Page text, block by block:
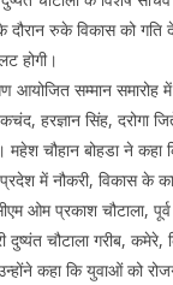
दौरान रुके विकास को
होगी।
आयोजित सम्मान
हरज्ञान सिंह, दरोगा
चौहान बोहडा ने कहा
में नौकरी, विकास के
ओम प्रकाश चौटाला,
चौटाला गरीब,
कहा कि युवाओं को